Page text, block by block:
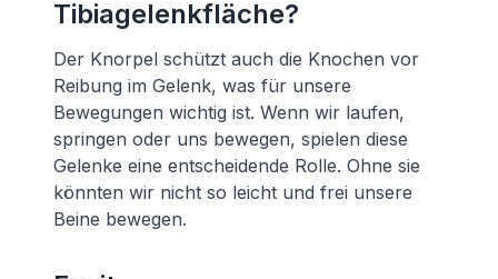
Tibiagelenkfläche?
Der Knorpel schützt auch die Knochen vor
Reibung im Gelenk, was für unsere
Bewegungen wichtig ist. Wenn wir laufen,
springen oder uns bewegen, spielen diese
Gelenke eine entscheidende Rolle. Ohne sie
könnten wir nicht so leicht und frei unsere
Beine bewegen.